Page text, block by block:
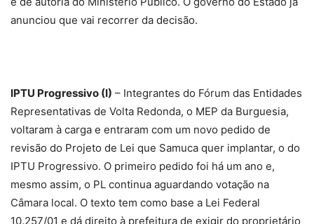
anunciou que vai recorrer da decisão.
IPTU Progressivo (I) – Integrantes do Fórum das Entidades
Representativas de Volta Redonda, o MEP da Burguesia,
voltaram à carga e entraram com um novo pedido de
revisão do Projeto de Lei que Samuca quer implantar, o do
IPTU Progressivo. O primeiro pedido foi há um ano e,
mesmo assim, o PL continua aguardando votação na
Câmara local. O texto tem como base a Lei Federal
10.257/01 e dá direito à prefeitura de exigir do proprietário